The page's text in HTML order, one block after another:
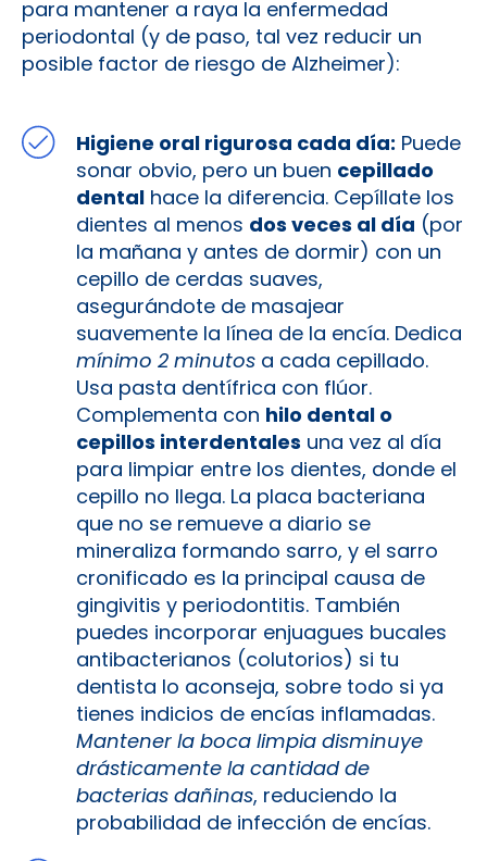
para mantener a raya la enfermedad
periodontal (y de paso, tal vez reducir un
posible factor de riesgo de Alzheimer):
Higiene oral rigurosa cada día: Puede
sonar obvio, pero un buen cepillado
dental hace la diferencia. Cepíllate los
dientes al menos dos veces al día (por
la mañana y antes de dormir) con un
cepillo de cerdas suaves,
asegurándote de masajear
suavemente la línea de la encía. Dedica
mínimo 2 minutos a cada cepillado.
Usa pasta dentífrica con flúor.
Complementa con hilo dental o
cepillos interdentales una vez al día
para limpiar entre los dientes, donde el
cepillo no llega​. La placa bacteriana
que no se remueve a diario se
mineraliza formando sarro, y el sarro
cronificado es la principal causa de
gingivitis y periodontitis. También
puedes incorporar enjuagues bucales
antibacterianos (colutorios) si tu
dentista lo aconseja, sobre todo si ya
tienes indicios de encías inflamadas.
Mantener la boca limpia disminuye
drásticamente la cantidad de
bacterias dañinas, reduciendo la
probabilidad de infección de encías.